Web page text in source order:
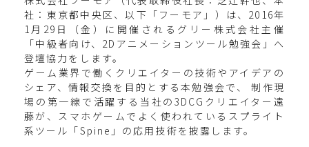
社：東京都中央区、以下「フーモア」）は、2016年
1月29日（金）に開催されるグリー株式会社主催
「中級者向け、2Dアニメーションツール勉強会」へ
登壇協力をします。
ゲーム業界で働くクリエイターの技術やアイデアの
シェア、情報交換を目的とする本勉強会で、 制作現
場の第一線で活躍する当社の3DCGクリエイター遠
藤が、スマホゲームでよく使われているスプライト
系ツール「Spine」の応用技術を披露します。